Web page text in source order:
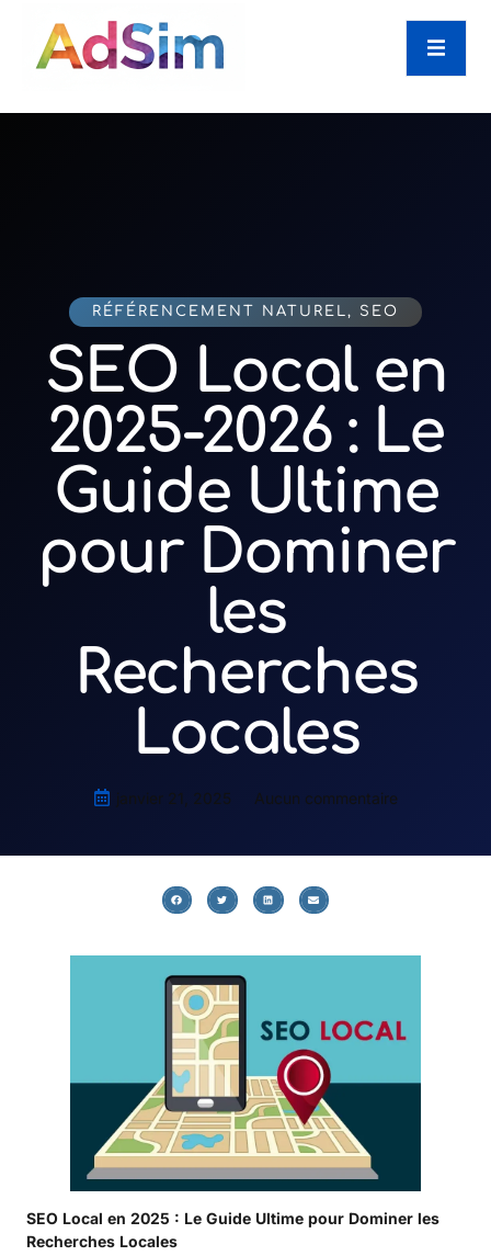
RÉFÉRENCEMENT NATUREL, SEO
SEO Local en
2025-2026 : Le
Guide Ultime
pour Dominer
les
Recherches
Locales
janvier 21, 2025 Aucun commentaire
SEO Local en 2025 : Le Guide Ultime pour Dominer les
Recherches Locales